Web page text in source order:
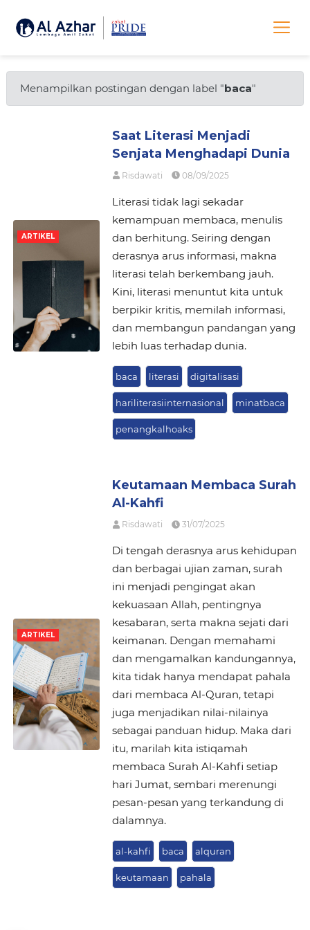
Menampilkan postingan dengan label "baca"
ARTIKEL
Saat Literasi Menjadi
Senjata Menghadapi Dunia
Risdawati 08/09/2025
Literasi tidak lagi sekadar
kemampuan membaca, menulis
dan berhitung. Seiring dengan
derasnya arus informasi, makna
literasi telah berkembang jauh.
Kini, literasi menuntut kita untuk
berpikir kritis, memilah informasi,
dan membangun pandangan yang
lebih luas terhadap dunia.
baca literasi digitalisasi
hariliterasiinternasional minatbaca
penangkalhoaks
ARTIKEL
Keutamaan Membaca Surah
Al-Kahfi
Risdawati 31/07/2025
Di tengah derasnya arus kehidupan
dan berbagai ujian zaman, surah
ini menjadi pengingat akan
kekuasaan Allah, pentingnya
kesabaran, serta makna sejati dari
keimanan. Dengan memahami
dan mengamalkan kandungannya,
kita tidak hanya mendapat pahala
dari membaca Al-Quran, tetapi
juga menjadikan nilai-nilainya
sebagai panduan hidup. Maka dari
itu, marilah kita istiqamah
membaca Surah Al-Kahfi setiap
hari Jumat, sembari merenungi
pesan-pesan yang terkandung di
dalamnya.
al-kahfi baca alquran
keutamaan pahala